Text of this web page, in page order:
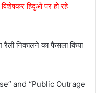
हिंदुओं पर हो रहे
निकालने का फैसला किया
and “Public Outrage